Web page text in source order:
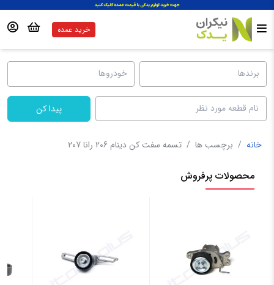
خرید عمده
پیدا کن
خانه / برچسب ها / تسمه سفت کن دینام 206 رانا 207
محصولات پرفروش